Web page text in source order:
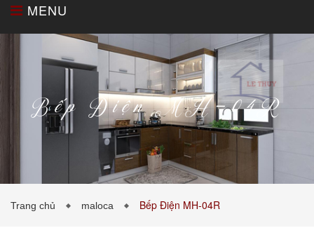
MENU
TỦ BẾP THIẾT BỊ NHÀ BẾP
Bếp Điện MH-04R
Trang chủ maloca Bếp Điện MH-04R